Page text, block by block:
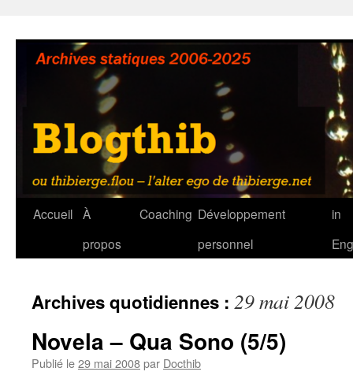
contenu
Accueil À
propos
Coaching Développement
personnel
in
Archives quotidiennes : 29 mai 2008
Novela – Qua Sono (5/5)
Publié le29 mai 2008par Docthib